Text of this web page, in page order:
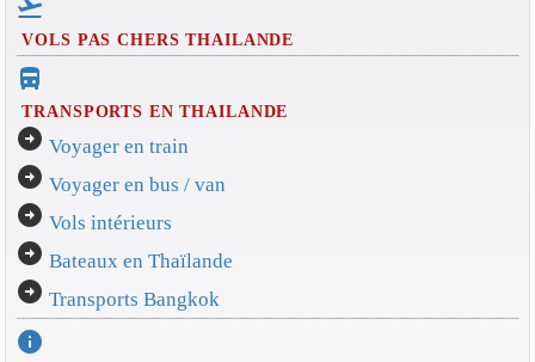
flight_takeoff
VOLS PAS CHERS THAILANDE
directions_bus_filled
TRANSPORTS EN THAILANDE
arrow_circle_right Voyager en train
arrow_circle_right Voyager en bus / van
arrow_circle_right Vols intérieurs
arrow_circle_right Bateaux en Thaïlande
arrow_circle_right Transports Bangkok
info